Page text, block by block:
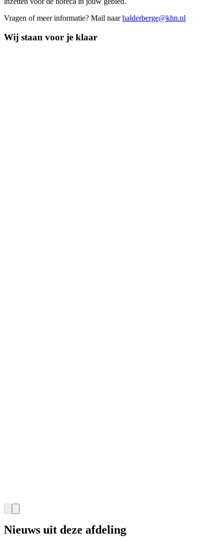
Vragen of meer informatie? Mail naarhalderberge@khn.nl
Wij staan voor je klaar
Nieuws uit deze afdeling